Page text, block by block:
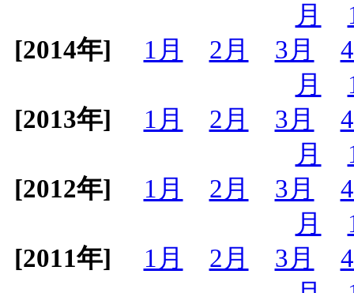
月
[2014年]
1月 2月 3月
月
[2013年]
1月 2月 3月
月
[2012年]
1月 2月 3月
月
[2011年]
1月 2月 3月